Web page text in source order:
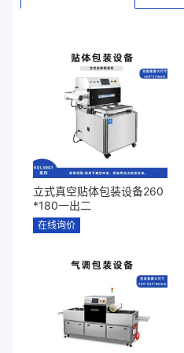
立式真空贴体包装设备260
*180一出二
在线询价